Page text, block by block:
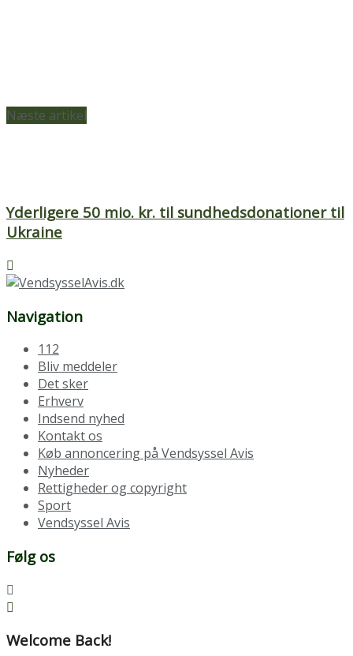
Næste artikel
Yderligere 50 mio. kr. til sundhedsdonationer til
Ukraine
Navigation
112
Bliv meddeler
Det sker
Erhverv
Indsend nyhed
Kontakt os
Køb annoncering på Vendsyssel Avis
Nyheder
Rettigheder og copyright
Sport
Vendsyssel Avis
Følg os
Welcome Back!